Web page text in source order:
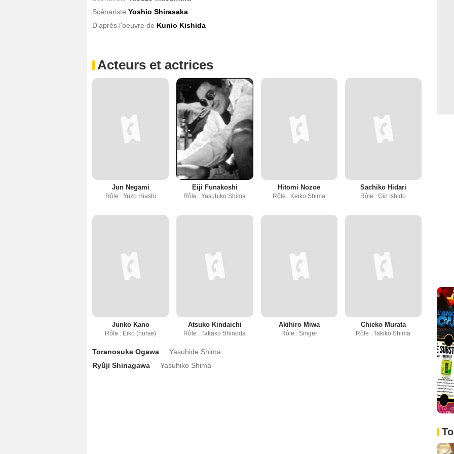
Scénariste Yoshio Shirasaka
D'après l'oeuvre de Kunio Kishida
Acteurs et actrices
Jun Negami
Rôle : Yuzo Hiashi
Eiji Funakoshi
Rôle : Yasuhiko Shima
Hitomi Nozoe
Rôle : Keiko Shima
Sachiko Hidari
Rôle : Gin Ishido
Junko Kano
Rôle : Eiko (nurse)
Atsuko Kindaichi
Rôle : Takako Shinoda
Akihiro Miwa
Rôle : Singer
Chieko Murata
Rôle : Takiko Shima
Toranosuke Ogawa
Yasuhide Shima
Ryûji Shinagawa
Yasuhiko Shima